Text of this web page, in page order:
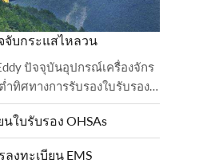
บกระแสไหลวน
ปัจจุบันอุปกรณ์เครื่องจักร
ทิศทางการรับรองใบรับรอง
ตามและเสร็จสิ้นการตรวจสอบ
บัลลาสต์และสั่ง
ละ
ใบรับรอง OHSAs
งทะเบียน EMS